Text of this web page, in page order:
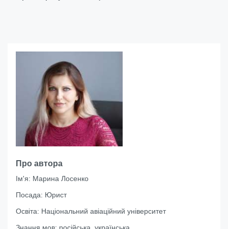
Про автора
Ім'я: Марина Лосенко
Посада: Юрист
Освіта: Національний авіаційний університет